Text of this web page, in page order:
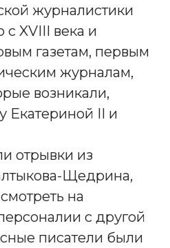
журналистики
XVIII века и
газетам, первым
журналам,
возникали,
Екатериной II и
отрывки из
Щедрина,
на
с другой
писатели были